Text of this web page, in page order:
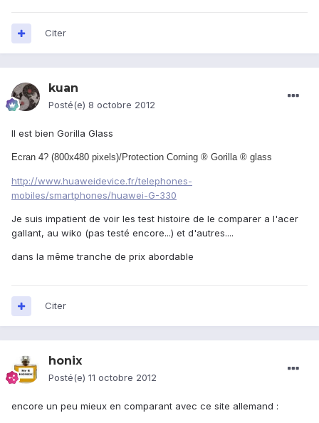
Citer
kuan
Posté(e) 8 octobre 2012
Il est bien Gorilla Glass
Ecran 4? (800x480 pixels)/Protection Corning ® Gorilla ® glass
http://www.huaweidevice.fr/telephones-
mobiles/smartphones/huawei-G-330
Je suis impatient de voir les test histoire de le comparer a l'acer
gallant, au wiko (pas testé encore...) et d'autres....
dans la même tranche de prix abordable
Citer
honix
Posté(e) 11 octobre 2012
encore un peu mieux en comparant avec ce site allemand :